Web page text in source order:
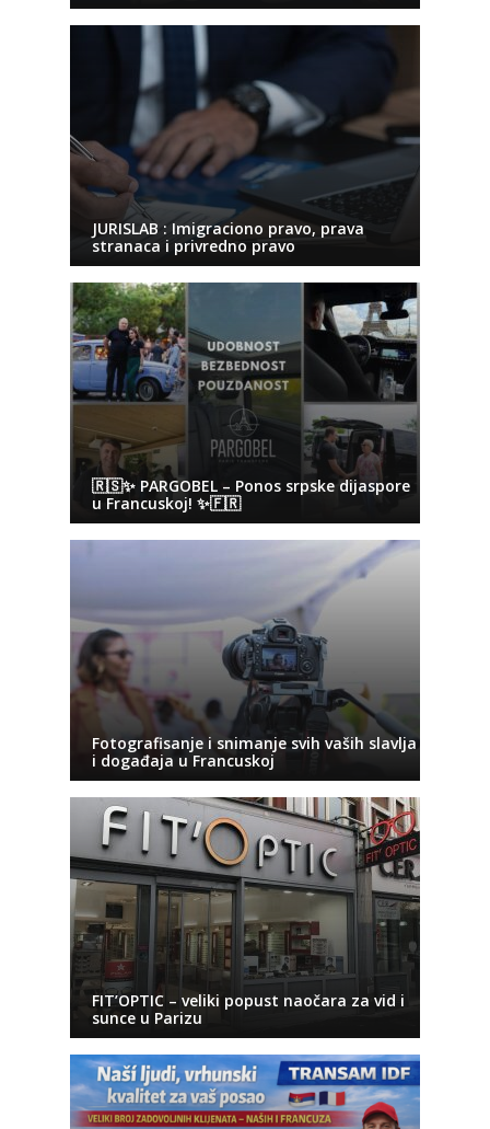
JURISLAB : Imigraciono pravo, prava
stranaca i privredno pravo
🇷🇸✨ PARGOBEL – Ponos srpske dijaspore
u Francuskoj! ✨🇫🇷
Fotografisanje i snimanje svih vaših slavlja
i događaja u Francuskoj
FIT’OPTIC – veliki popust naočara za vid i
sunce u Parizu